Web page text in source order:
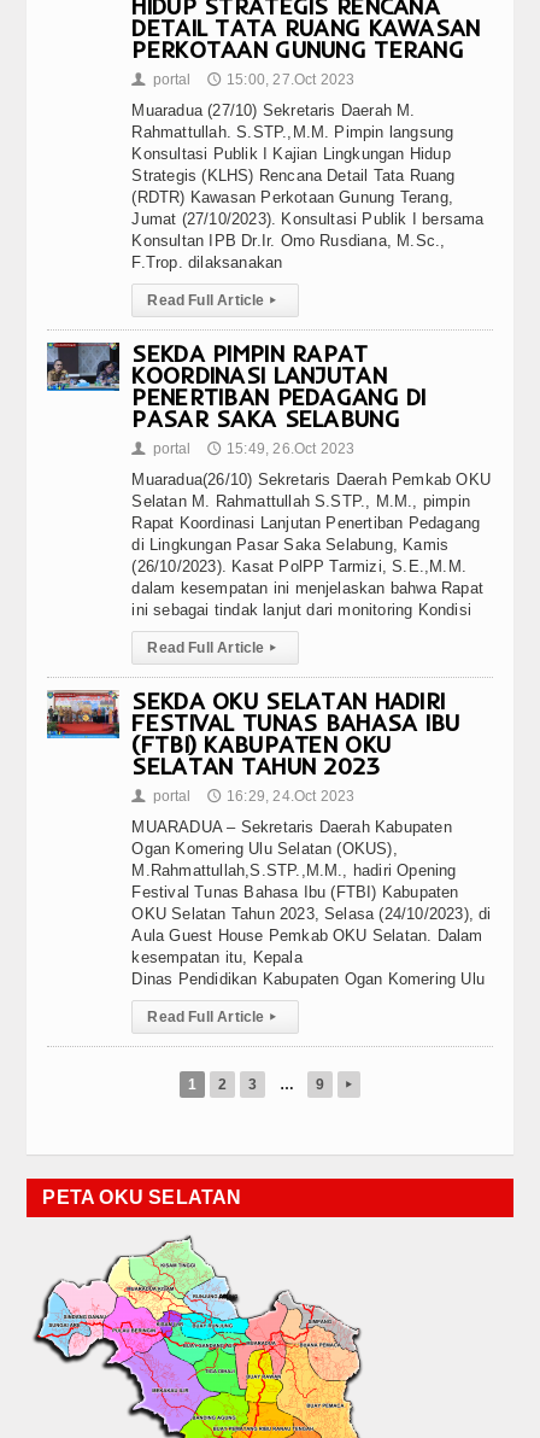
HIDUP STRATEGIS RENCANA
DETAIL TATA RUANG KAWASAN
PERKOTAAN GUNUNG TERANG
👤 portal 🕔 15:00, 27.Oct 2023
Muaradua (27/10) Sekretaris Daerah M.
Rahmattullah. S.STP.,M.M. Pimpin langsung
Konsultasi Publik I Kajian Lingkungan Hidup
Strategis (KLHS) Rencana Detail Tata Ruang
(RDTR) Kawasan Perkotaan Gunung Terang,
Jumat (27/10/2023). Konsultasi Publik I bersama
Konsultan IPB Dr.Ir. Omo Rusdiana, M.Sc.,
F.Trop. dilaksanakan
Read Full Article ▸
SEKDA PIMPIN RAPAT
KOORDINASI LANJUTAN
PENERTIBAN PEDAGANG DI
PASAR SAKA SELABUNG
👤 portal 🕔 15:49, 26.Oct 2023
Muaradua(26/10) Sekretaris Daerah Pemkab OKU
Selatan M. Rahmattullah S.STP., M.M., pimpin
Rapat Koordinasi Lanjutan Penertiban Pedagang
di Lingkungan Pasar Saka Selabung, Kamis
(26/10/2023). Kasat PolPP Tarmizi, S.E.,M.M.
dalam kesempatan ini menjelaskan bahwa Rapat
ini sebagai tindak lanjut dari monitoring Kondisi
Read Full Article ▸
SEKDA OKU SELATAN HADIRI
FESTIVAL TUNAS BAHASA IBU
(FTBI) KABUPATEN OKU
SELATAN TAHUN 2023
👤 portal 🕔 16:29, 24.Oct 2023
MUARADUA – Sekretaris Daerah Kabupaten
Ogan Komering Ulu Selatan (OKUS),
M.Rahmattullah,S.STP.,M.M., hadiri Opening
Festival Tunas Bahasa Ibu (FTBI) Kabupaten
OKU Selatan Tahun 2023, Selasa (24/10/2023), di
Aula Guest House Pemkab OKU Selatan. Dalam
kesempatan itu, Kepala
Dinas Pendidikan Kabupaten Ogan Komering Ulu
Read Full Article ▸
1 2 3 … 9 ▸
PETA OKU SELATAN